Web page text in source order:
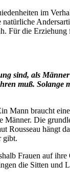
im
Für die
sind, als
muß.
braucht
Die
hängt
gibt.
Frauen auf
die Sitten